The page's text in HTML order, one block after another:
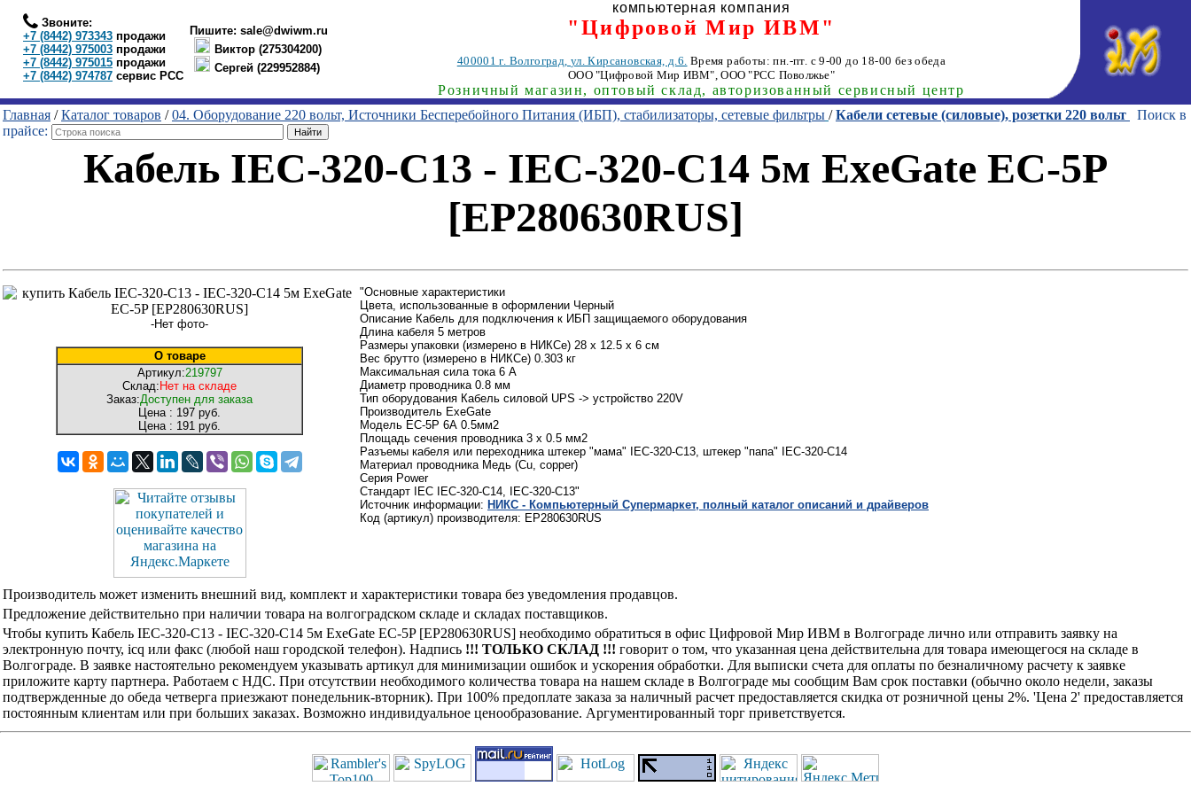
Звоните:
+7 (8442) 973343 продажи
+7 (8442) 975003 продажи
+7 (8442) 975015 продажи
+7 (8442) 974787 сервис РСС
Пишите: sale@dwiwm.ru
Виктор (275304200)
Сергей (229952884)
компьютерная компания
"Цифровой Мир ИВМ"
400001г. Волгоград, ул. Кирсановская, д.6. Время работы: пн.-пт. с 9-00 до 18-00 без обеда
ООО "Цифровой Мир ИВМ", ООО "РСС Поволжье"
Розничный магазин, оптовый склад, авторизованный сервисный центр
Главная /Каталог товаров /04. Оборудование 220 вольт, Источники Бесперебойного Питания (ИБП), стабилизаторы, сетевые фильтры /Кабели сетевые (силовые), розетки 220 вольт
Поиск в
прайсе:
Кабель IEC-320-C13 - IEC-320-C14 5м ExeGate EC-5P
[EP280630RUS]
-Нет фото-
О товаре
Артикул:219797
Склад: Нет на складе
Заказ:Доступен для заказа
Цена : 197 руб.
Цена : 191 руб.
"Основные характеристики
Цвета, использованные в оформлении Черный
Описание Кабель для подключения к ИБП защищаемого оборудования
Длина кабеля 5 метров
Размеры упаковки (измерено в НИКСе) 28 x 12.5 x 6 см
Вес брутто (измерено в НИКСе) 0.303 кг
Максимальная сила тока 6 А
Диаметр проводника 0.8 мм
Тип оборудования Кабель силовой UPS -> устройство 220V
Производитель ExeGate
Модель EC-5P 6А 0.5мм2
Площадь сечения проводника 3 x 0.5 мм2
Разъемы кабеля или переходника штекер "мама" IEC-320-C13, штекер "папа" IEC-320-C14
Материал проводника Медь (Cu, copper)
Серия Power
Стандарт IEC IEC-320-C14, IEC-320-C13"
Источник информации: НИКС - Компьютерный Cупермаркет, полный каталог описаний и драйверов
Код (артикул) производителя: EP280630RUS
Производитель может изменить внешний вид, комплект и характеристики товара без уведомления продавцов.
Предложение действительно при наличии товара на волгоградском складе и складах поставщиков.
Чтобы купить Кабель IEC-320-C13 - IEC-320-C14 5м ExeGate EC-5P [EP280630RUS] необходимо обратиться в офис Цифровой Мир ИВМ в Волгограде лично или отправить заявку на
электронную почту, icq или факс (любой наш городской телефон). Надпись !!! ТОЛЬКО СКЛАД !!! говорит о том, что указанная цена действительна для товара имеющегося на складе в
Волгограде. В заявке настоятельно рекомендуем указывать артикул для минимизации ошибок и ускорения обработки. Для выписки счета для оплаты по безналичному расчету к заявке
приложите карту партнера. Работаем с НДС. При отсутствии необходимого количества товара на нашем складе в Волгограде мы сообщим Вам срок поставки (обычно около недели, заказы
подтвержденные до обеда четверга приезжают понедельник-вторник). При 100% предоплате заказа за наличный расчет предоставляется скидка от розничной цены 2%. 'Цена 2' предоставляется
постоянным клиентам или при больших заказах. Возможно индивидуальное ценообразование. Аргументированный торг приветствуется.